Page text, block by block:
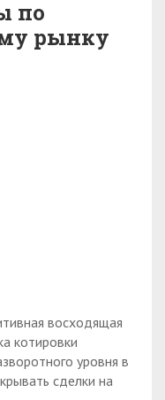
по
рынку
восходящая
котировки
уровня в
сделки на